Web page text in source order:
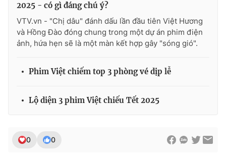
2025 - có gì đáng chú ý?
VTV.vn - "Chị dâu" đánh dấu lần đầu tiên Việt Hương
và Hồng Đào đóng chung trong một dự án phim điện
ảnh, hứa hẹn sẽ là một màn kết hợp gây "sóng gió".
Phim Việt chiếm top 3 phòng vé dịp lễ
Lộ diện 3 phim Việt chiếu Tết 2025
0 0